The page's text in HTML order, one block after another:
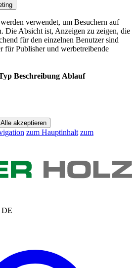
verwendet, um Besuchern auf
Die Absicht ist, Anzeigen zu zeigen, die
für den einzelnen Benutzer sind
für Publisher und werbetreibende
Beschreibung Ablauf
Alle akzeptieren
zum Hauptinhalt zum
DE